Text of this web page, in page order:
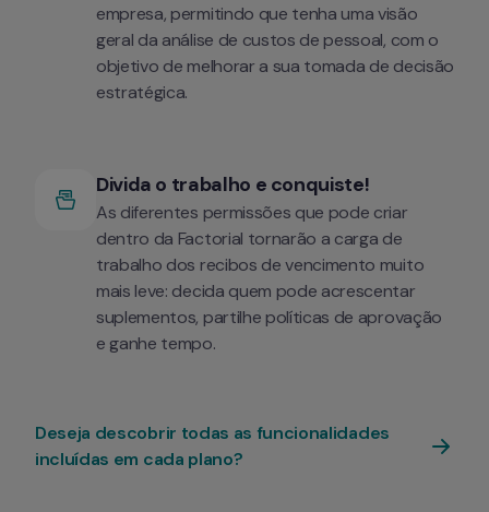
empresa, permitindo que tenha uma visão
geral da análise de custos de pessoal, com o
objetivo de melhorar a sua tomada de decisão
estratégica.
Divida o trabalho e conquiste!
As diferentes permissões que pode criar
dentro da Factorial tornarão a carga de
trabalho dos recibos de vencimento muito
mais leve: decida quem pode acrescentar
suplementos, partilhe políticas de aprovação
e ganhe tempo.
Deseja descobrir todas as funcionalidades
incluídas em cada plano?